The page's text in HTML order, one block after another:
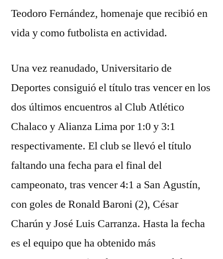
Teodoro Fernández, homenaje que recibió en
vida y como futbolista en actividad.
Una vez reanudado, Universitario de
Deportes consiguió el título tras vencer en los
dos últimos encuentros al Club Atlético
Chalaco y Alianza Lima por 1:0 y 3:1
respectivamente. El club se llevó el título
faltando una fecha para el final del
campeonato, tras vencer 4:1 a San Agustín,
con goles de Ronald Baroni (2), César
Charún y José Luis Carranza. Hasta la fecha
es el equipo que ha obtenido más